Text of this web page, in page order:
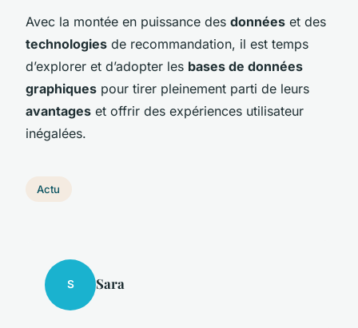
Avec la montée en puissance des données et des
technologies de recommandation, il est temps
d’explorer et d’adopter les bases de données
graphiques pour tirer pleinement parti de leurs
avantages et offrir des expériences utilisateur
inégalées.
Actu
S Sara